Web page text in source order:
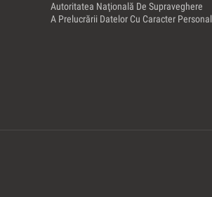
Autoritatea Naţională De Supraveghere
A Prelucrării Datelor Cu Caracter Personal